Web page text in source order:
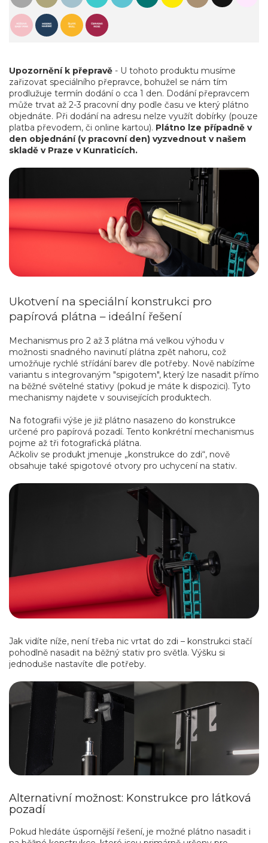
Upozornění k přepravě - U tohoto produktu musíme
zařizovat speciálního přepravce, bohužel se nám tím
prodlužuje termín dodání o cca 1 den. Dodání přepravcem
může trvat až 2-3 pracovní dny podle času ve který plátno
objednáte. Při dodání na adresu nelze využít dobírky (pouze
platba převodem, či online kartou). Plátno lze případně v
den objednání (v pracovní den) vyzvednout v našem
skladě v Praze v Kunraticích.
Ukotvení na speciální konstrukci pro
papírová plátna – ideální řešení
Mechanismus pro 2 až 3 plátna má velkou výhodu v
možnosti snadného navinutí plátna zpět nahoru, což
umožňuje rychlé střídání barev dle potřeby. Nově nabízíme
variantu s integrovaným "spigotem", který lze nasadit přímo
na běžné světelné stativy (pokud je máte k dispozici). Tyto
mechanismy najdete v souvisejících produktech.
Na fotografii výše je již plátno nasazeno do konstrukce
určené pro papírová pozadí. Tento konkrétní mechanismus
pojme až tři fotografická plátna.
Ačkoliv se produkt jmenuje „konstrukce do zdi“, nově
obsahuje také spigotové otvory pro uchycení na stativ.
Jak vidíte níže, není třeba nic vrtat do zdi – konstrukci stačí
pohodlně nasadit na běžný stativ pro světla. Výšku si
jednoduše nastavíte dle potřeby.
Alternativní možnost: Konstrukce pro látková
pozadí
Pokud hledáte úspornější řešení, je možné plátno nasadit i